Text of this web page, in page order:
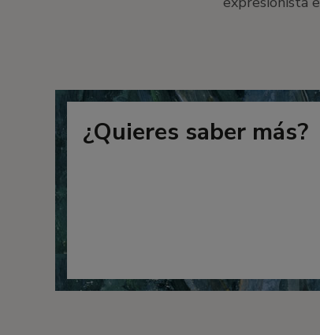
¿Quieres saber más?